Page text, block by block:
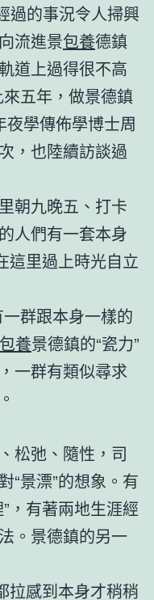
過的事況令人掃興
流進景包養德鎮
道上過得很不高
五年，做景德鎮
學傳佈學博士周
，也陸續訪談過
朝九晚五、打卡
人們有一套本身
這里過上時光自立
群跟本身一樣的
包養景德鎮的“瓷力”
一群有類似尋求
松弛、隨性，司
“景漂”的想象。有
，有著兩地生涯經
。景德鎮的另一
拉感到本身才稍稍